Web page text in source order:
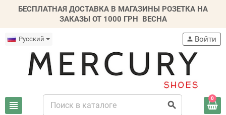
БЕСПЛАТНАЯ ДОСТАВКА В МАГАЗИНЫ РОЗЕТКА НА
ЗАКАЗЫ ОТ 1000 ГРН ВЕСНА
Русский
view_headline search
person Войти
0